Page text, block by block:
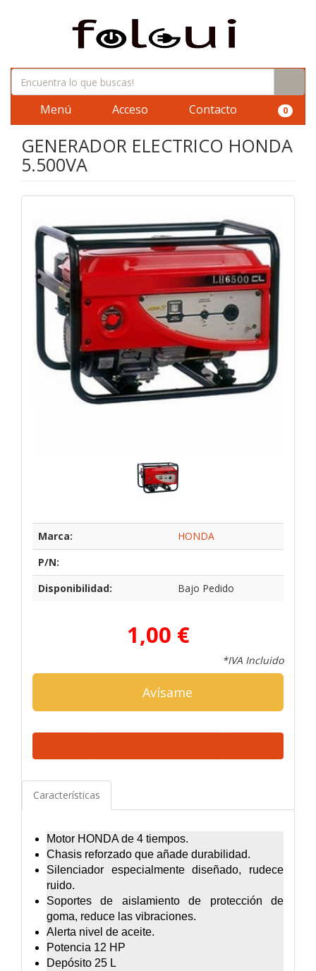
Menú Acceso Contacto 0
GENERADOR ELECTRICO HONDA
5.500VA
Marca:
HONDA
P/N:
Disponibilidad:
Bajo Pedido
1,00 €
*IVA Incluido
Avísame
Características
Motor HONDA de 4 tiempos.
Chasis reforzado que añade durabilidad.
Silenciador especialmente diseñado, rudece
ruido.
Soportes de aislamiento de protección de
goma, reduce las vibraciones.
Alerta nivel de aceite.
Potencia 12 HP
Depósito 25 L